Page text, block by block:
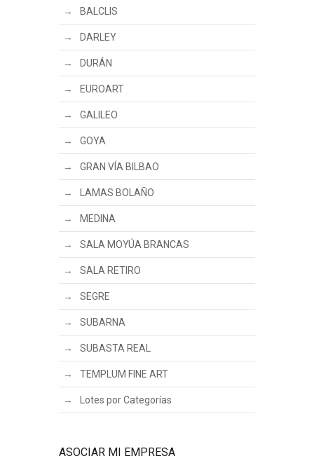
BALCLIS
DARLEY
DURÁN
EUROART
GALILEO
GOYA
GRAN VÍA BILBAO
LAMAS BOLAÑO
MEDINA
SALA MOYÚA BRANCAS
SALA RETIRO
SEGRE
SUBARNA
SUBASTA REAL
TEMPLUM FINE ART
Lotes por Categorías
ASOCIAR MI EMPRESA